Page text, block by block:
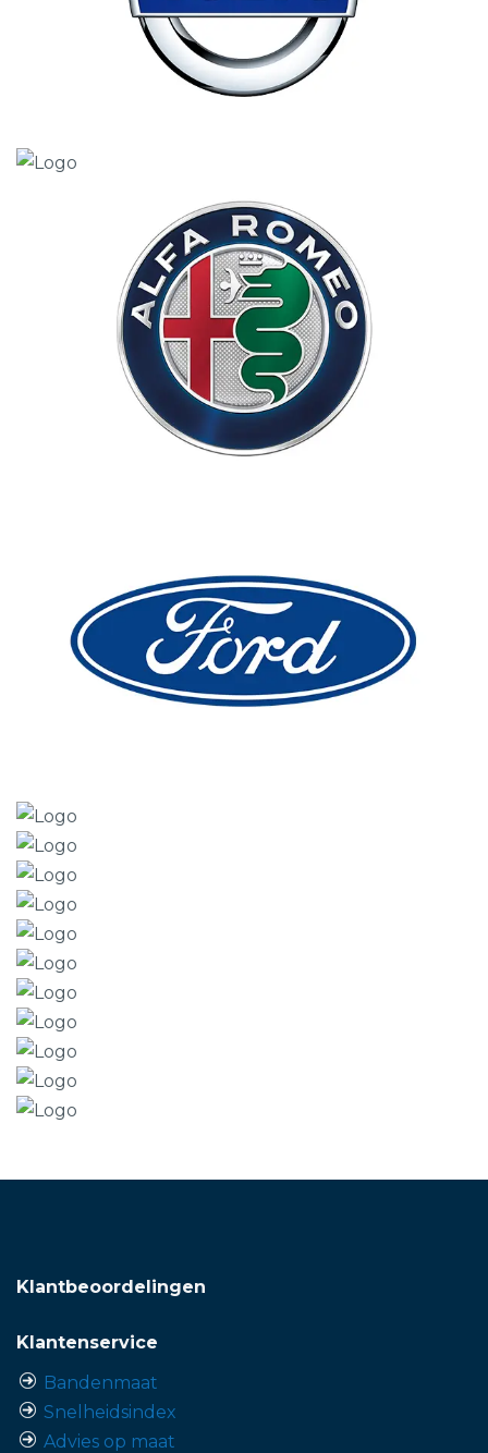
Klantbeoordelingen
Klantenservice
Bandenmaat
Snelheidsindex
Advies op maat